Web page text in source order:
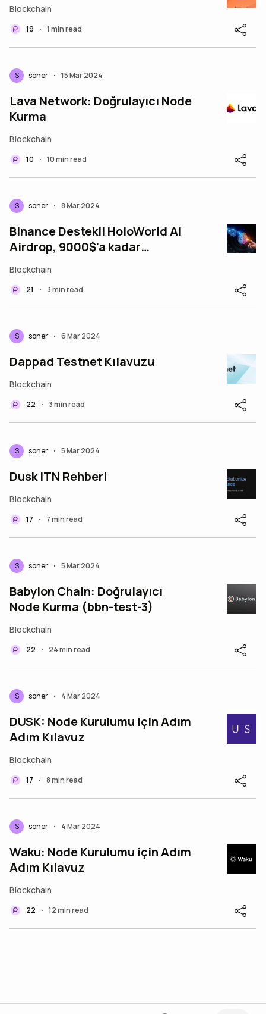
Blockchain
19 • 1 min read
S soner • 15 Mar 2024
Lava Network: Doğrulayıcı Node
Kurma
Blockchain
10 • 10 min read
S soner • 8 Mar 2024
Binance Destekli HoloWorld AI
Airdrop, 9000$'a kadar
Tamamlayın. Adım Adım
Blockchain
21 • 3 min read
S soner • 6 Mar 2024
Dappad Testnet Kılavuzu
Blockchain
22 • 3 min read
S soner • 5 Mar 2024
Dusk ITN Rehberi
Blockchain
17 • 7 min read
S soner • 5 Mar 2024
Babylon Chain: Doğrulayıcı
Node Kurma (bbn-test-3)
Blockchain
22 • 24 min read
S soner • 4 Mar 2024
DUSK: Node Kurulumu için Adım
Adım Kılavuz
Blockchain
17 • 8 min read
S soner • 4 Mar 2024
Waku: Node Kurulumu için Adım
Adım Kılavuz
Blockchain
22 • 12 min read